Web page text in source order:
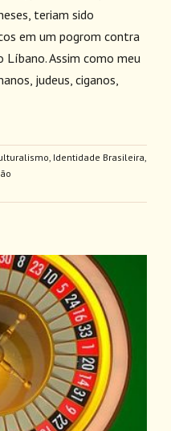
teriam sido
em um pogrom contra
Líbano. Assim como meu
judeus, ciganos,
Identidade Brasileira